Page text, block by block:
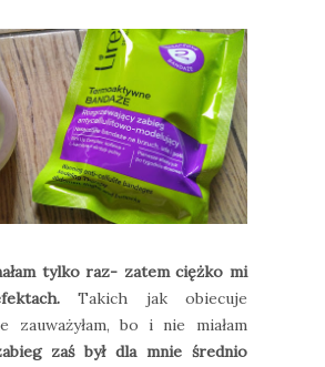
tylko raz- zatem ciężko mi
Takich jak obiecuje
zauważyłam, bo i nie miałam
zaś był dla mnie średnio